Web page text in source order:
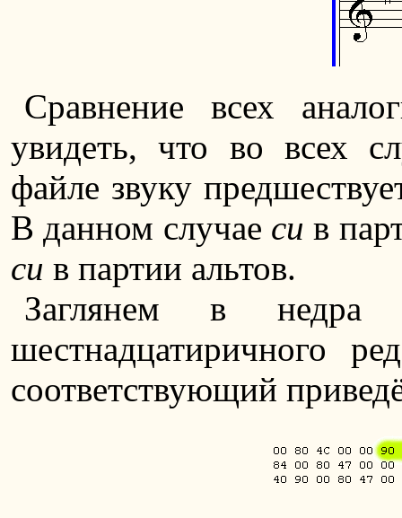
Сравнение всех
увидеть, что во всех
файле звуку
В данном случае си в
си в партии альтов.
Заглянем в
шестнадцатиричного
соответствующий